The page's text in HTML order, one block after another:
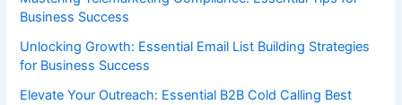
Business Success
Unlocking Growth: Essential Email List Building Strategies
for Business Success
Elevate Your Outreach: Essential B2B Cold Calling Best